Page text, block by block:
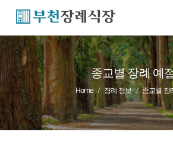
종교별 장례 예
Home 장례 정보 종교별 장